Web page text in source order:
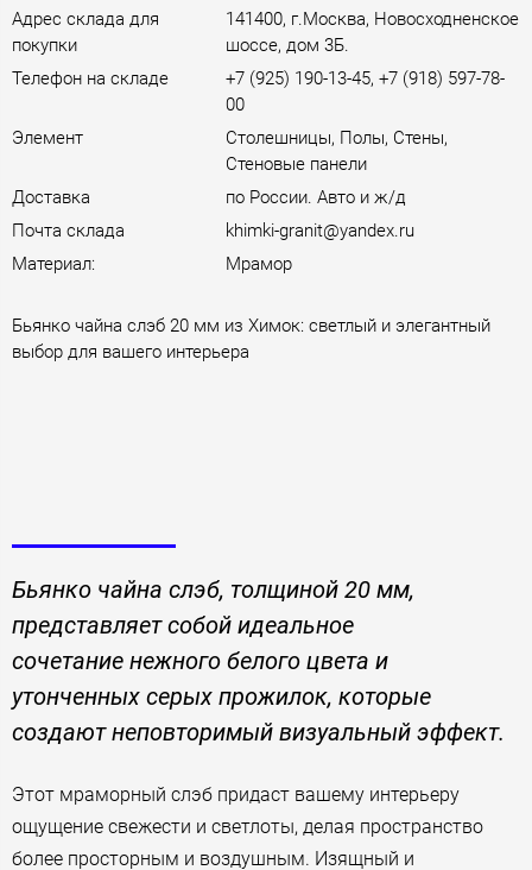
Адрес склада для
покупки
141400, г.Москва, Новосходненское
шоссе, дом 3Б.
Телефон на складе
+7 (925) 190-13-45, +7 (918) 597-78-
00
Элемент
Столешницы, Полы, Стены,
Стеновые панели
Доставка
по России. Авто и ж/д
Почта склада
khimki-granit@yandex.ru
Материал:
Мрамор
Бьянко чайна слэб 20 мм из Химок: светлый и элегантный
выбор для вашего интерьера
Бьянко чайна слэб, толщиной 20 мм,
представляет собой идеальное
сочетание нежного белого цвета и
утонченных серых прожилок, которые
создают неповторимый визуальный эффект.
Этот мраморный слэб придаст вашему интерьеру
ощущение свежести и светлоты, делая пространство
более просторным и воздушным. Изящный и